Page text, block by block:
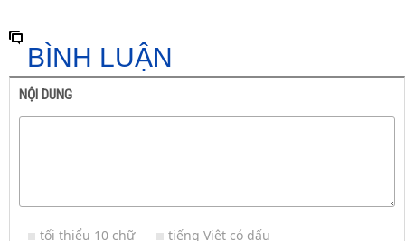
BÌNH LUẬN
NỘI DUNG
tối thiểu 10 chữ tiếng Việt có dấu